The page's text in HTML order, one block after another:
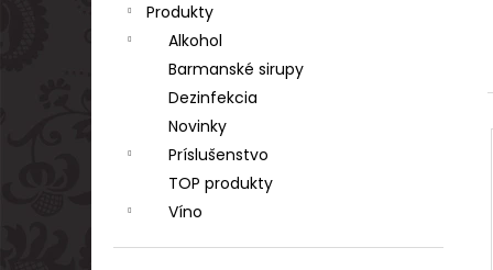
Produkty
Alkohol
Barmanské sirupy
Dezinfekcia
Novinky
Príslušenstvo
TOP produkty
Víno